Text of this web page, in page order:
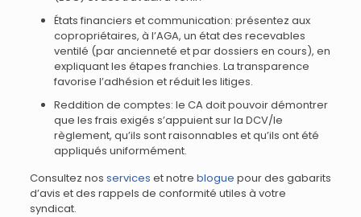
États financiers et communication: présentez aux
copropriétaires, à l’AGA, un état des recevables
ventilé (par ancienneté et par dossiers en cours), en
expliquant les étapes franchies. La transparence
favorise l’adhésion et réduit les litiges.
Reddition de comptes: le CA doit pouvoir démontrer
que les frais exigés s’appuient sur la DCV/le
règlement, qu’ils sont raisonnables et qu’ils ont été
appliqués uniformément.
Consultez nos services et notre blogue pour des gabarits
d’avis et des rappels de conformité utiles à votre
syndicat.